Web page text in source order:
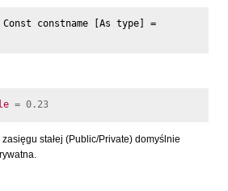
constname [As type] =
= 0.23
stałej (Public/Private) domyślnie